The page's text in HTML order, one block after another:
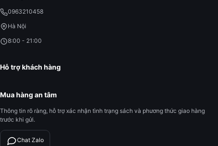
0963210458
Hà Nội
8:00 - 21:00
Hỗ trợ khách hàng
Mua hàng an tâm
Thông tin rõ ràng, hỗ trợ xác nhận tình trạng sách và phương thức giao hàng
trước khi gửi.
Chat Zalo